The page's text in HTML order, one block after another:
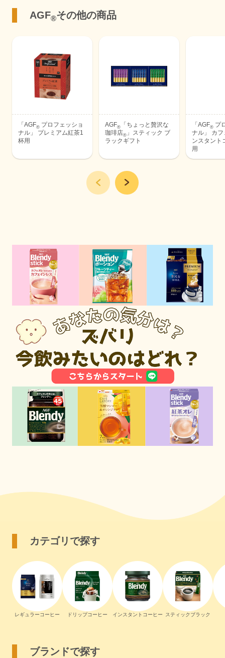
AGF®その他の商品
「AGF® プロフェッショ
ナル」 プレミアム紅茶1
杯用
AGF®
「ちょっと贅沢な
珈琲店® 」スティック ブ
ラックギフト
「AGF® プ
ナル」 カ
ンスタント
用
カテゴリで探す
レギュラーコーヒー ドリップコーヒー インスタントコーヒー スティックブラック
ブランドで探す